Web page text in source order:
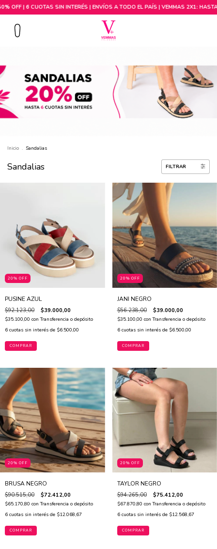
Comprar por talle
Inicio . Sandalias
Sandalias FILTRAR
20% OFF
PUSINE AZUL
$92.123,00 $39.000,00
$35.100,00 con Transferencia o depósito
6 cuotas sin interés de $6.500,00
COMPRAR
20% OFF
JANI NEGRO
$56.238,00 $39.000,00
$35.100,00 con Transferencia o depósito
6 cuotas sin interés de $6.500,00
COMPRAR
20% OFF
BRUSA NEGRO
$90.515,00 $72.412,00
$65.170,80 con Transferencia o depósito
6 cuotas sin interés de $12.068,67
COMPRAR
20% OFF
TAYLOR NEGRO
$94.265,00 $75.412,00
$67.870,80 con Transferencia o depósito
6 cuotas sin interés de $12.568,67
COMPRAR